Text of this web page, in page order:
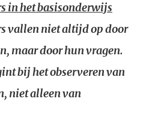
in het basisonderwijs
vallen niet altijd op door
maar door hun vragen.
bij het observeren van
niet alleen van